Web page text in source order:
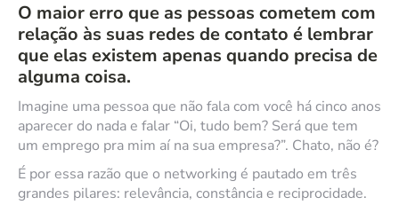
O maior erro que as pessoas cometem com
relação às suas redes de contato é lembrar
que elas existem apenas quando precisa de
alguma coisa.
Imagine uma pessoa que não fala com você há cinco anos
aparecer do nada e falar “Oi, tudo bem? Será que tem
um emprego pra mim aí na sua empresa?”. Chato, não é?
É por essa razão que o networking é pautado em três
grandes pilares: relevância, constância e reciprocidade.